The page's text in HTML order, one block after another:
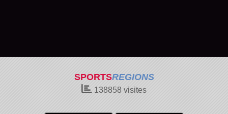
SPORTSREGIONS
138858 visites